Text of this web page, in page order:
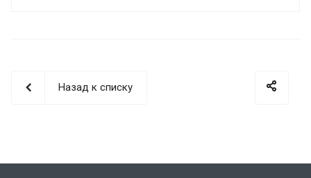
Назад к списку